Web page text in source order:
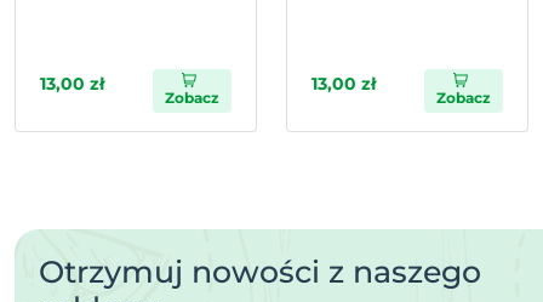
13,00 zł
Zobacz
13,00 zł
Zobacz
Otrzymuj nowości z naszego